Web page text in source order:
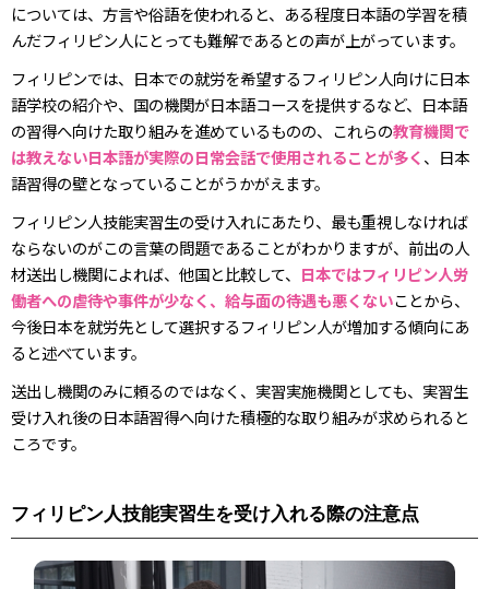
については、方言や俗語を使われると、ある程度日本語の学習を積
んだフィリピン人にとっても難解であるとの声が上がっています。
フィリピンでは、日本での就労を希望するフィリピン人向けに日本
語学校の紹介や、国の機関が日本語コースを提供するなど、日本語
の習得へ向けた取り組みを進めているものの、これらの教育機関で
は教えない日本語が実際の日常会話で使用されることが多く、日本
語習得の壁となっていることがうかがえます。
フィリピン人技能実習生の受け入れにあたり、最も重視しなければ
ならないのがこの言葉の問題であることがわかりますが、前出の人
材送出し機関によれば、他国と比較して、 日本ではフィリピン人労
働者への虐待や事件が少なく、給与面の待遇も悪くないことから、
今後日本を就労先として選択するフィリピン人が増加する傾向にあ
ると述べています。
送出し機関のみに頼るのではなく、実習実施機関としても、実習生
受け入れ後の日本語習得へ向けた積極的な取り組みが求められると
ころです。
フィリピン人技能実習生を受け入れる際の注意点